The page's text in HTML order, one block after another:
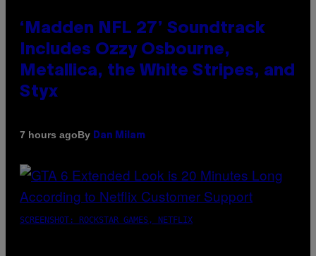
‘Madden NFL 27’ Soundtrack
Includes Ozzy Osbourne,
Metallica, the White Stripes, and
Styx
7 hours agoBy Dan Milam
SCREENSHOT: ROCKSTAR GAMES, NETFLIX